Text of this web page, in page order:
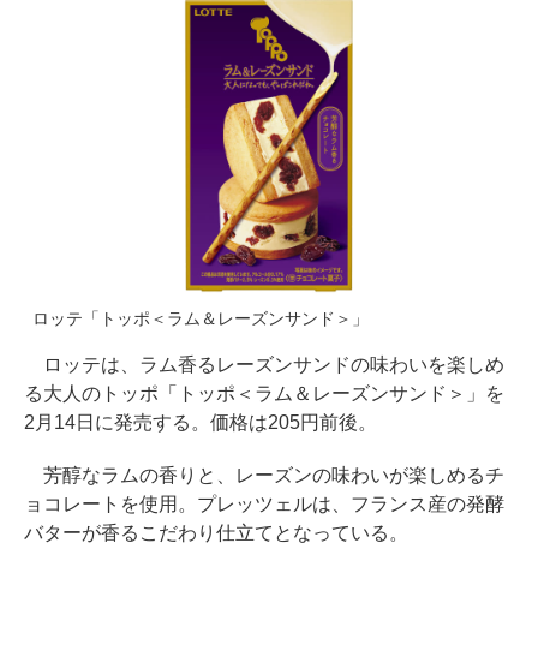
ロッテ「トッポ＜ラム＆レーズンサンド＞」
ロッテは、ラム香るレーズンサンドの味わいを楽しめ
る大人のトッポ「トッポ＜ラム＆レーズンサンド＞」を
2月14日に発売する。価格は205円前後。
芳醇なラムの香りと、レーズンの味わいが楽しめるチ
ョコレートを使用。プレッツェルは、フランス産の発酵
バターが香るこだわり仕立てとなっている。